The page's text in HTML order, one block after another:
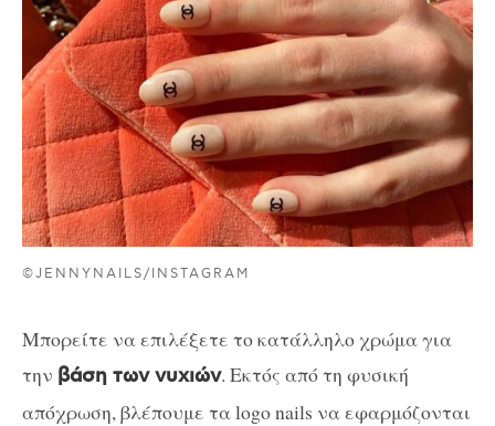
©JENNYNAILS/INSTAGRAM
Μπορείτε να επιλέξετε το κατάλληλο χρώμα για
την βάση των νυχιών. Εκτός από τη φυσική
απόχρωση, βλέπουμε τα logo nails να εφαρμόζονται